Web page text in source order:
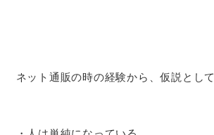
ネット通販の時の経験から、仮説として